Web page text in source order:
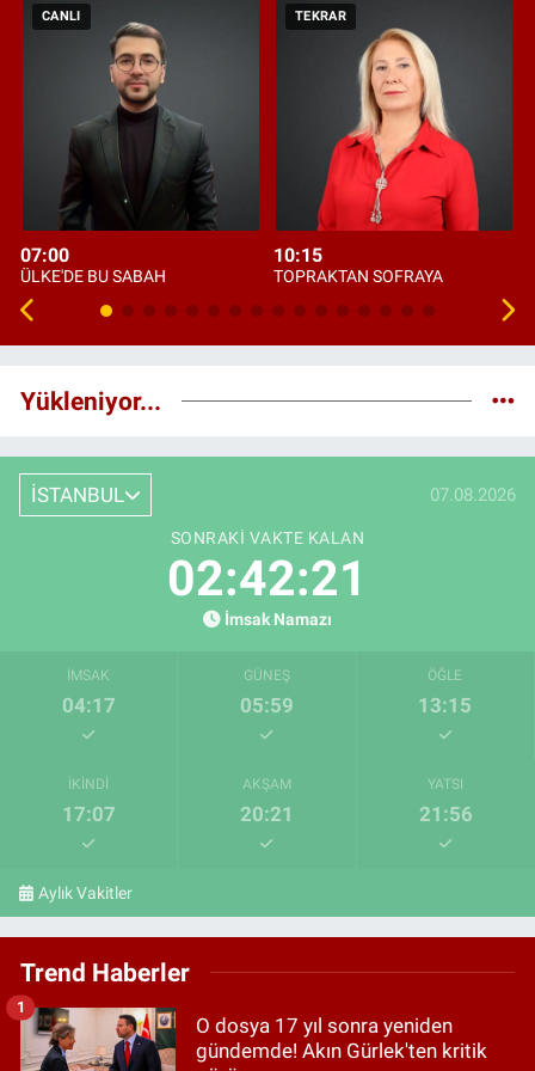
CANLI
07:00
ÜLKE'DE BU SABAH
TEKRAR
10:15
TOPRAKTAN SOFRAYA
Yükleniyor...
İSTANBUL 07.08.2026
SONRAKI VAKTE KALAN
02:42:21
İmsak Namazı
İMSAK
04:17
GÜNEŞ
05:59
ÖĞLE
13:15
İKINDI
17:07
AKŞAM
20:21
YATSI
21:56
Aylık Vakitler
Trend Haberler
O dosya 17 yıl sonra yeniden
gündemde! Akın Gürlek'ten kritik
1